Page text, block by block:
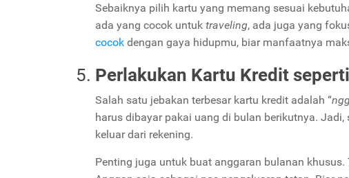
Sebaiknya pilih kartu yang memang sesuai
ada yang cocok untuk traveling, ada juga yang
cocok dengan gaya hidupmu, biar manfaatnya
Perlakukan Kartu Kredit
Salah satu jebakan terbesar kartu kredit adalah “
harus dibayar pakai uang di bulan berikutnya.
keluar dari rekening.
Penting juga untuk buat anggaran bulanan